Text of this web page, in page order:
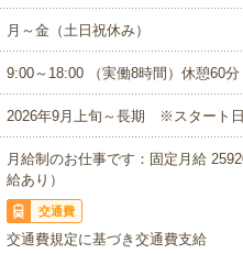
月～金（土日祝休み）
9:00～18:00 （実働8時間）休憩60
2026年9月上旬～長期 ※スタート
月給制のお仕事です：固定月給
給あり）
交通費
交通費規定に基づき交通費支給